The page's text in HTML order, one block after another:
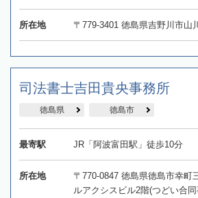
所在地 〒779-3401 徳島県吉野川市山
司法書士吉田貴央事務所
徳島県 徳島市
最寄駅 JR「阿波富田駅」徒歩10分
所在地
〒770-0847 徳島県徳島市幸町
ルアクシスビル2階(つどい合